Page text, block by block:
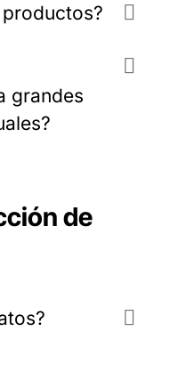
grandes
de